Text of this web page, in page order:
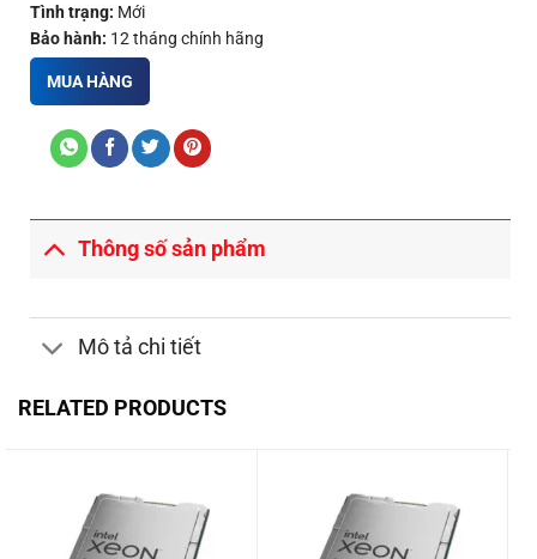
Tình trạng: Mới
Bảo hành: 12 tháng chính hãng
MUA HÀNG
Thông số sản phẩm
Mô tả chi tiết
RELATED PRODUCTS